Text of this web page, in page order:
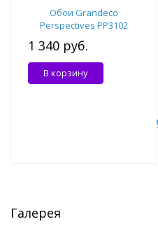
Обои Grandeco
Perspectives PP3102
1 340 руб.
В корзину
Галерея